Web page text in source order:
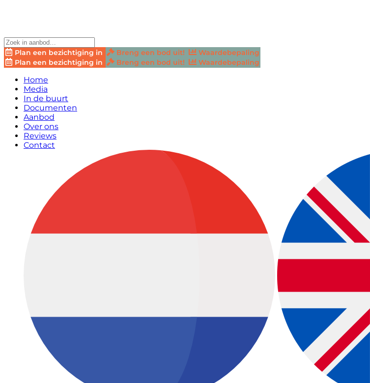
Plan een bezichtiging in Breng een bod uit!
Waardebepaling
Plan een bezichtiging in
Breng een bod uit! Waardebepaling
Home
Media
In de buurt
Documenten
Aanbod
Over ons
Reviews
Contact